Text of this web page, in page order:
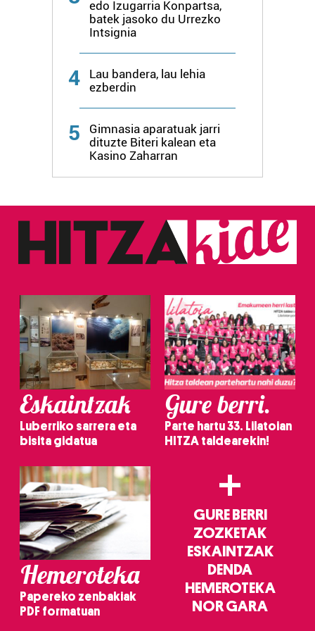
edo Izugarria Konpartsa,
batek jasoko du Urrezko
Intsignia
4
Lau bandera, lau lehia
ezberdin
5
Gimnasia aparatuak jarri
dituzte Biteri kalean eta
Kasino Zaharran
Eskaintzak
Luberriko sarrera eta
bisita gidatua
Gure berri.
Parte hartu 33. Lilatoian
HITZA taldearekin!
Hemeroteka
Papereko zenbakiak
PDF formatuan
+
GURE BERRI
ZOZKETAK
ESKAINTZAK
DENDA
HEMEROTEKA
NOR GARA